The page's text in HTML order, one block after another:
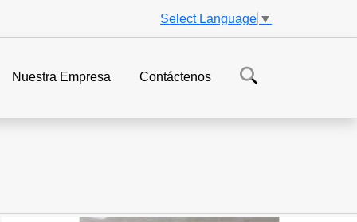
Select Language ▼
Nuestra Empresa Contáctenos